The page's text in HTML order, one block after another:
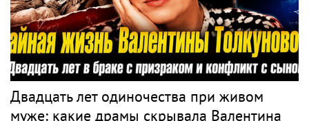
Двадцать лет одиночества при живом
муже: какие драмы скрывала Валентина